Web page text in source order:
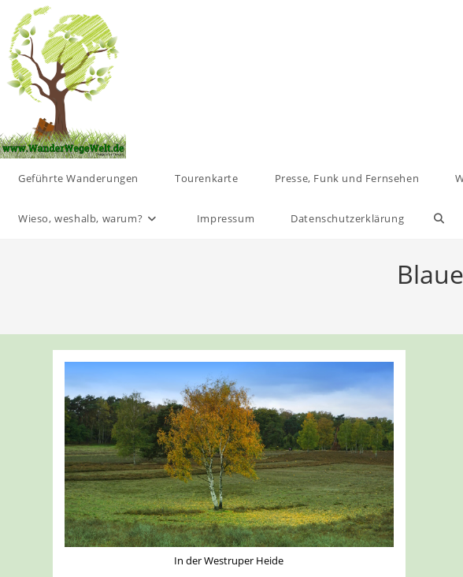
Inhalt
springen
Geführte Wanderungen Tourenkarte Presse, Funk und Fernsehen
Wieso, weshalb, warum? Impressum Datenschutzerklärung
In der Westruper Heide